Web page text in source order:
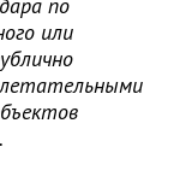
или